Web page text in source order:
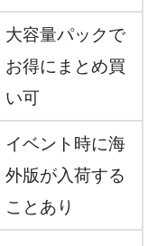
大容量パックで
お得にまとめ買
い可
イベント時に海
外版が入荷する
ことあり